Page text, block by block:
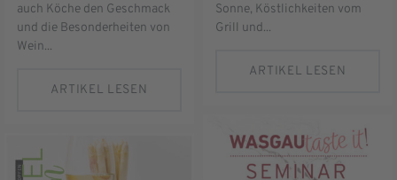
auch Köche den Geschmack
und die Besonderheiten von
Wein...
ARTIKEL LESEN
Sonne, Köstlichkeiten vom
Grill und...
ARTIKEL LESEN